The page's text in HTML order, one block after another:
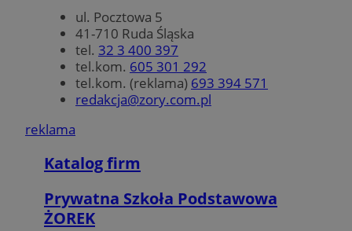
ul. Pocztowa 5
41-710 Ruda Śląska
tel. 32 3 400 397
tel.kom. 605 301 292
tel.kom. (reklama) 693 394 571
redakcja@zory.com.pl
reklama
Katalog firm
Prywatna Szkoła Podstawowa
ŻOREK